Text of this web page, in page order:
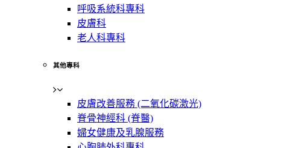
呼吸系統科專科
皮膚科
老人科專科
其他專科
皮膚改善服務 (二氧化碳激光)
脊骨神經科 (脊醫)
婦女健康及乳腺服務